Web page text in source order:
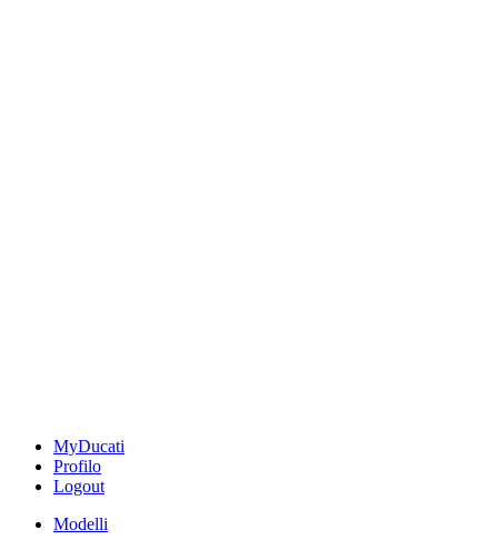
MyDucati
Profilo
Logout
Modelli